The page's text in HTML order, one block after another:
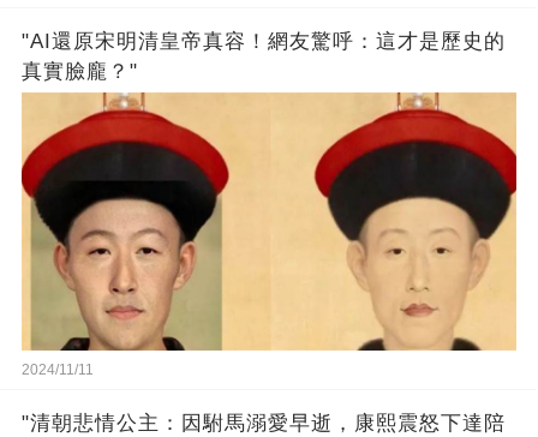
"AI還原宋明清皇帝真容！網友驚呼：這才是歷史的
真實臉龐？"
2024/11/11
"清朝悲情公主：因駙馬溺愛早逝，康熙震怒下達陪